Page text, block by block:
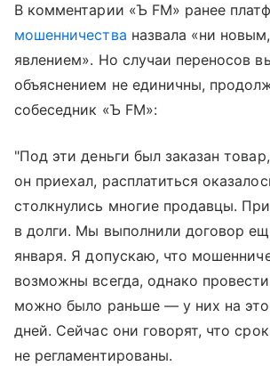
В комментарии «Ъ FM» ранее
мошенничества назвала «ни
явлением». Но случаи переносов
объяснением не единичны,
собеседник «Ъ FM»:
"Под эти деньги был заказан
он приехал, расплатиться
столкнулись многие продавцы.
в долги. Мы выполнили договор
января. Я допускаю, что
возможны всегда, однако
можно было раньше — у них на
дней. Сейчас они говорят, что
не регламентированы.